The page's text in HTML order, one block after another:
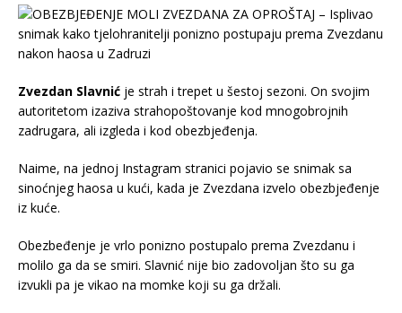
Zvezdan Slavnić je strah i trepet u šestoj sezoni. On svojim
autoritetom izaziva strahopoštovanje kod mnogobrojnih
zadrugara, ali izgleda i kod obezbjeđenja.
Naime, na jednoj Instagram stranici pojavio se snimak sa
sinoćnjeg haosa u kući, kada je Zvezdana izvelo obezbjeđenje
iz kuće.
Obezbeđenje je vrlo ponizno postupalo prema Zvezdanu i
molilo ga da se smiri. Slavnić nije bio zadovoljan što su ga
izvukli pa je vikao na momke koji su ga držali.